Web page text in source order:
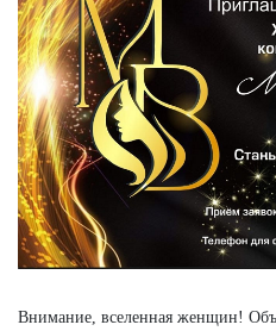
Внимание, вселенная женщин!